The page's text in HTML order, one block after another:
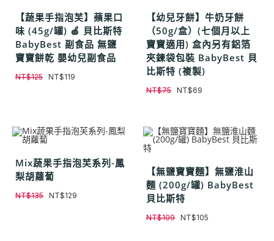
【蔬果手指泡芙】蘋果口
味 (45g/罐) 🍏 貝比斯特
BabyBest 副食品 無鹽
寶寶餅乾 嬰幼兒副食品
NT$125 NT$119
【幼兒牙餅】牛奶牙餅
（50g/盒）(七個月以上
寶寶適用) 盒內另有鋁箔
夾鍊袋包裝 BabyBest 貝
比斯特 (複製)
NT$75 NT$69
Mix蔬果手指泡芙系列-鳳
梨胡蘿蔔
NT$135 NT$129
【無鹽寶寶麵】無鹽淮山
麵 (200g/罐) BabyBest
貝比斯特
NT$109 NT$105